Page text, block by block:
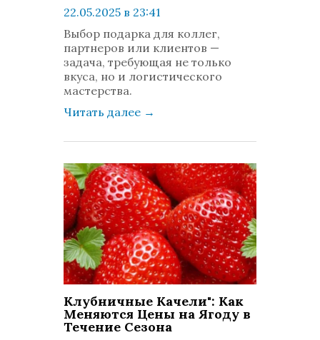
22.05.2025 в 23:41
просмотров: 574
комментариев: 0
Выбор подарка для коллег,
партнеров или клиентов —
задача, требующая не только
вкуса, но и логистического
мастерства.
Читать далее →
Клубничные Качели": Как
Меняются Цены на Ягоду в
Течение Сезона